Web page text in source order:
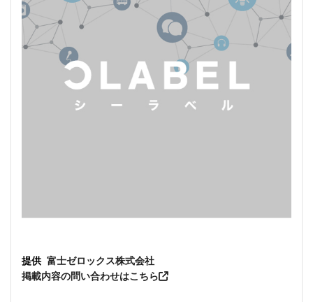
提供 富士ゼロックス株式会社
掲載内容の問い合わせはこちら